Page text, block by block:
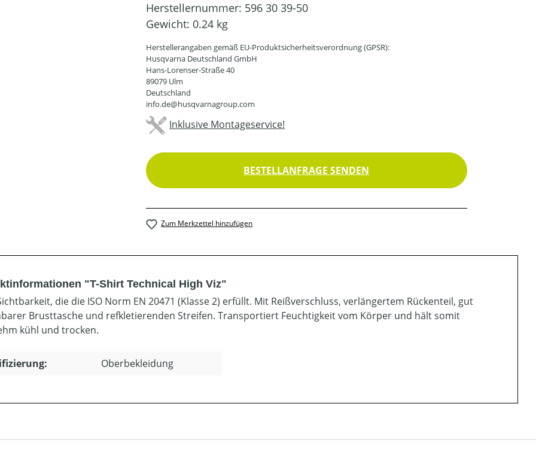
Herstellernummer: 596 30 39-50
Gewicht: 0.24 kg
Herstellerangaben gemäß EU-Produktsicherheitsverordnung (GPSR):
Husqvarna Deutschland GmbH
Hans-Lorenser-Straße 40
89079 Ulm
Deutschland
info.de@husqvarnagroup.com
Inklusive Montageservice!
BESTELLANFRAGE SENDEN
Zum Merkzettel hinzufügen
"T-Shirt Technical High Viz"
die die ISO Norm EN 20471 (Klasse 2) erfüllt. Mit Reißverschluss, verlängertem Rückenteil, gut
Brusttasche und refkletierenden Streifen. Transportiert Feuchtigkeit vom Körper und hält somit
kühl und trocken.
Oberbekleidung